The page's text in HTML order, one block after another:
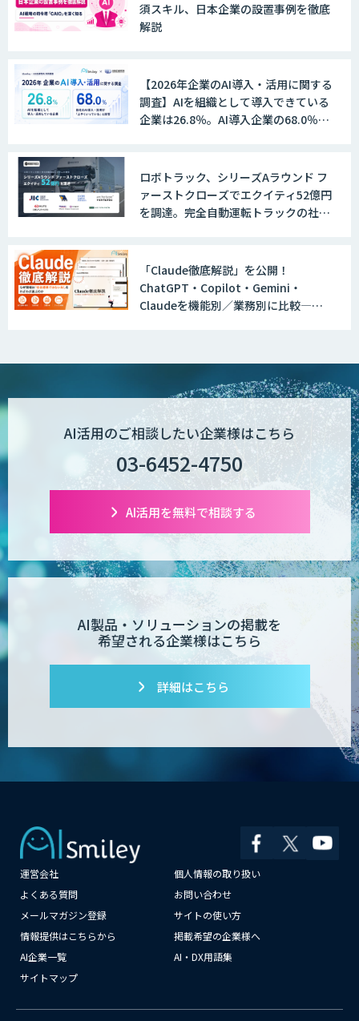
須スキル、日本企業の設置事例を徹底
解説
【2026年企業のAI導入・活用に関する
調査】AIを組織として導入できている
企業は26.8％。AI導入企業の68.0％
ロボトラック、シリーズAラウンド フ
ァーストクローズでエクイティ52億円
を調達。完全自動運転トラックの社会
「Claude徹底解説」を公開！
ChatGPT・Copilot・Gemini・
Claudeを機能別／業務別に比較―自
AI活用のご相談したい企業様はこちら
03-6452-4750
AI活用を無料で相談する
AI製品・ソリューションの掲載を
希望される企業様はこちら
詳細はこちら
運営会社
個人情報の取り扱い
よくある質問
お問い合わせ
メールマガジン登録
サイトの使い方
情報提供はこちらから
掲載希望の企業様へ
AI企業一覧
AI・DX用語集
サイトマップ